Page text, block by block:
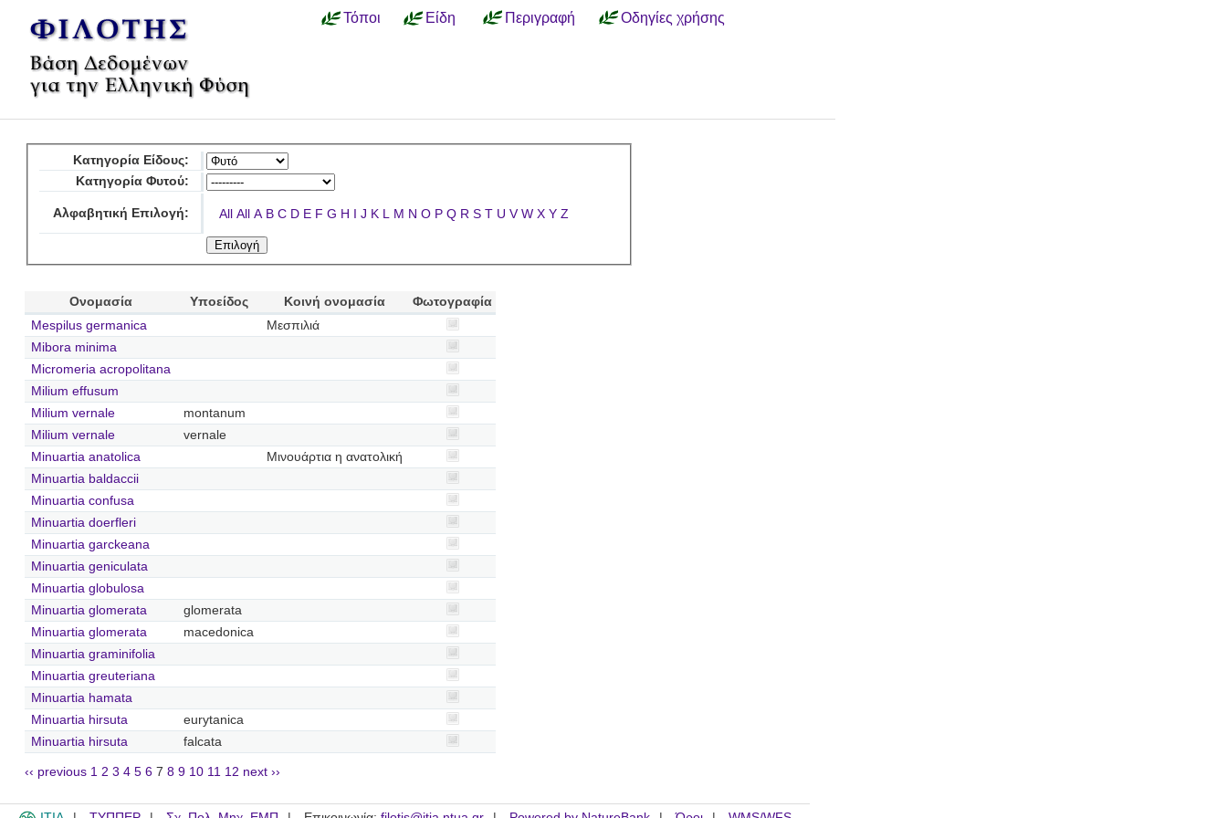
Τόποι Είδη Περιγραφή Οδηγίες χρήσης
Κατηγορία Είδους:
Κατηγορία Φυτού:
Αλφαβητική Επιλογή: All All A B C D E F G H I J K L M N O P Q R S T U V W X Y Z
Ονομασία Υποείδος Κοινή ονομασία
Φωτογραφία
Mespilus germanica
Μεσπιλιά
Mibora minima
Micromeria acropolitana
Milium effusum
Milium vernale
montanum
Milium vernale
vernale
Minuartia anatolica
Μινουάρτια η ανατολική
Minuartia baldaccii
Minuartia confusa
Minuartia doerfleri
Minuartia garckeana
Minuartia geniculata
Minuartia globulosa
Minuartia glomerata
glomerata
Minuartia glomerata
macedonica
Minuartia graminifolia
Minuartia greuteriana
Minuartia hamata
Minuartia hirsuta
eurytanica
Minuartia hirsuta
falcata
‹‹ previous 1 2 3 4 5 6 7 8 9 10 11 12 next ››